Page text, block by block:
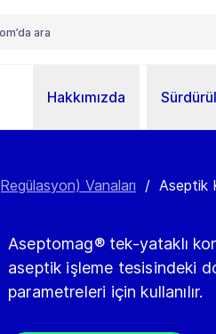
Hakkımızda
Vanaları / Aseptik
Aseptomag® tek-yataklı
aseptik işleme tesisindeki
parametreleri için kullanılır.